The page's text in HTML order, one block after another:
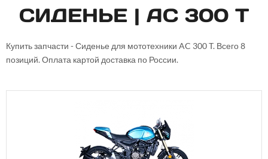
СИДЕНЬЕ | AC 300 T
Купить запчасти - Сиденье для мототехники AC 300 T. Всего 8
позиций. Оплата картой доставка по России.